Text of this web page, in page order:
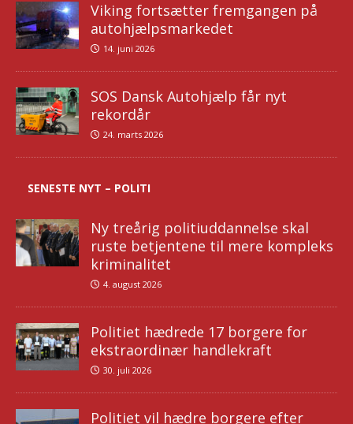
Viking fortsætter fremgangen på
autohjælpsmarkedet
14. juni 2026
SOS Dansk Autohjælp får nyt
rekordår
24. marts 2026
SENESTE NYT – POLITI
Ny treårig politiuddannelse skal
ruste betjentene til mere kompleks
kriminalitet
4. august 2026
Politiet hædrede 17 borgere for
ekstraordinær handlekraft
30. juli 2026
Politiet vil hædre borgere efter